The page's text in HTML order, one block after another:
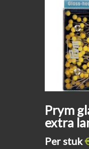
Prym
extra
Per stuk